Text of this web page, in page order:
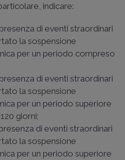
indicare:
presenza di eventi straordinari
la sospensione
per un periodo compreso
presenza di eventi straordinari
la sospensione
per un periodo superiore
giorni;
presenza di eventi straordinari
la sospensione
per un periodo superiore